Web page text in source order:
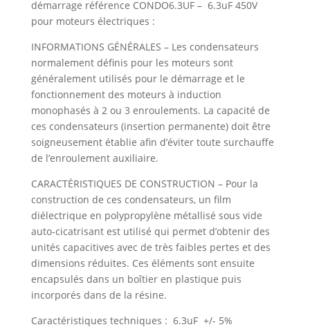
démarrage référence CONDO6.3UF – 6.3uF 450V
pour moteurs électriques :
INFORMATIONS GÉNÉRALES – Les condensateurs
normalement définis pour les moteurs sont
généralement utilisés pour le démarrage et le
fonctionnement des moteurs à induction
monophasés à 2 ou 3 enroulements. La capacité de
ces condensateurs (insertion permanente) doit être
soigneusement établie afin d’éviter toute surchauffe
de l’enroulement auxiliaire.
CARACTÉRISTIQUES DE CONSTRUCTION – Pour la
construction de ces condensateurs, un film
diélectrique en polypropylène métallisé sous vide
auto-cicatrisant est utilisé qui permet d’obtenir des
unités capacitives avec de très faibles pertes et des
dimensions réduites. Ces éléments sont ensuite
encapsulés dans un boîtier en plastique puis
incorporés dans de la résine.
Caractéristiques techniques : 6.3uF +/- 5%